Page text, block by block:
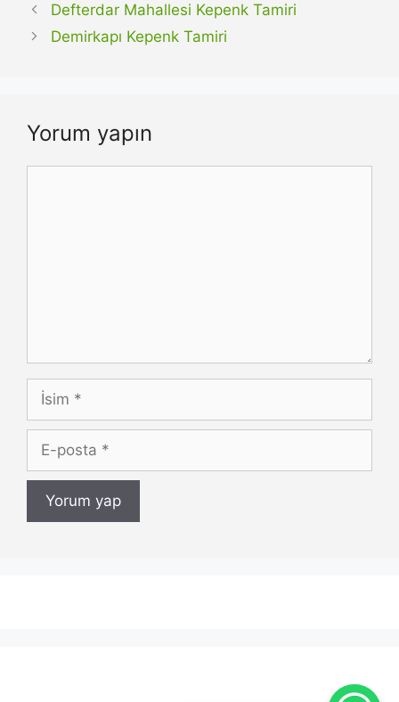
Defterdar Mahallesi Kepenk Tamiri
Demirkapı Kepenk Tamiri
Yorum yapın
İsim
posta